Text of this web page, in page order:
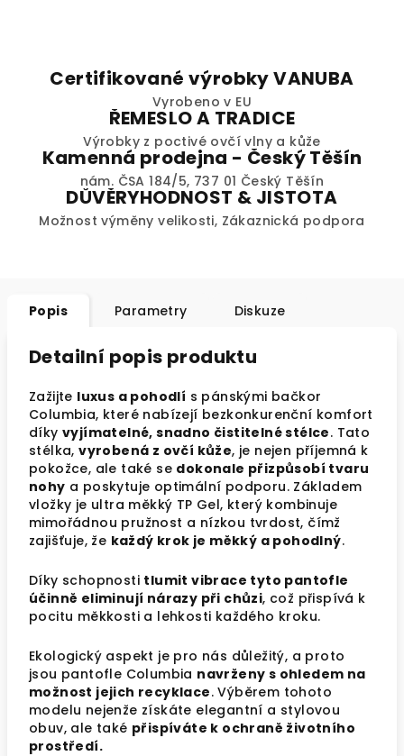
Certifikované výrobky VANUBA
Vyrobeno v EU
ŘEMESLO A TRADICE
Výrobky z poctivé ovčí vlny a kůže
Kamenná prodejna - Český Těšín
nám. ČSA 184/5, 737 01 Český Těšín
DŮVĚRYHODNOST & JISTOTA
Možnost výměny velikosti, Zákaznická podpora
Popis Parametry Diskuze
Detailní popis produktu
Zažijte luxus a pohodlí s pánskými bačkor
Columbia, které nabízejí bezkonkurenční komfort
díky vyjímatelné, snadno čistitelné stélce. Tato
stélka, vyrobená z ovčí kůže, je nejen příjemná k
pokožce, ale také se dokonale přizpůsobí tvaru
nohy a poskytuje optimální podporu. Základem
vložky je ultra měkký TP Gel, který kombinuje
mimořádnou pružnost a nízkou tvrdost, čímž
zajišťuje, že každý krok je měkký a pohodlný.
Díky schopnosti tlumit vibrace tyto pantofle
účinně eliminují nárazy při chůzi, což přispívá k
pocitu měkkosti a lehkosti každého kroku.
Ekologický aspekt je pro nás důležitý, a proto
jsou pantofle Columbia navrženy s ohledem na
možnost jejich recyklace. Výběrem tohoto
modelu nejenže získáte elegantní a stylovou
obuv, ale také přispíváte k ochraně životního
prostředí.